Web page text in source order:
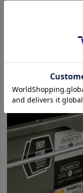
BRAND UNBY
SPECIAL 父の日2022
news UNBYでつくる
SPECIAL PICKUP
ROOT